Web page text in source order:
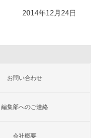
2014年12月24日
お問い合わせ
編集部へのご連絡
会社概要